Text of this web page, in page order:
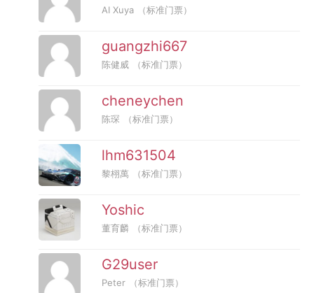
AI Xuya （标准门票）
guangzhi667
陈健威 （标准门票）
cheneychen
陈琛 （标准门票）
lhm631504
黎栩萬 （标准门票）
Yoshic
董育麟 （标准门票）
G29user
Peter （标准门票）